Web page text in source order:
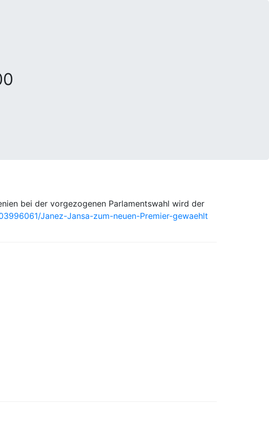
bei der vorgezogenen Parlamentswahl wird der
Janez-Jansa-zum-neuen-Premier-gewaehlt